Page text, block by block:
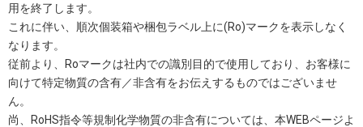
用を終了します。
これに伴い、順次個装箱や梱包ラベル上に(Ro)マークを表示しなく
なります。
従前より、Roマークは社内での識別目的で使用しており、お客様に
向けて特定物質の含有／非含有をお伝えするものではございませ
ん。
尚、RoHS指令等規制化学物質の非含有については、本WEBページよ